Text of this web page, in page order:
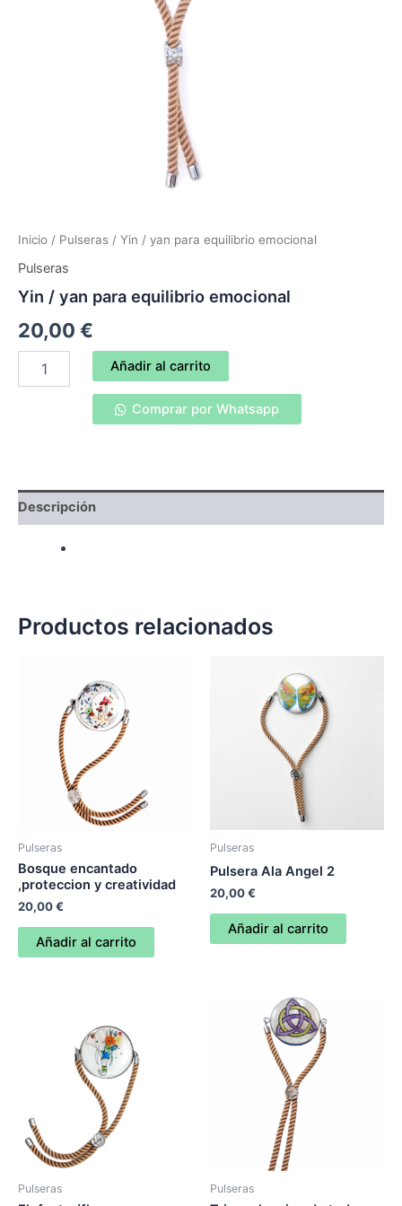
Inicio / Pulseras / Yin / yan para equilibrio emocional
Pulseras
Yin / yan para equilibrio emocional
20,00 €
Añadir al carrito
Comprar por Whatsapp
Descripción
Productos relacionados
Pulseras
Bosque encantado
,proteccion y creatividad
20,00€
Añadir al carrito
Pulseras
Pulsera Ala Angel 2
20,00€
Añadir al carrito
Pulseras Pulseras